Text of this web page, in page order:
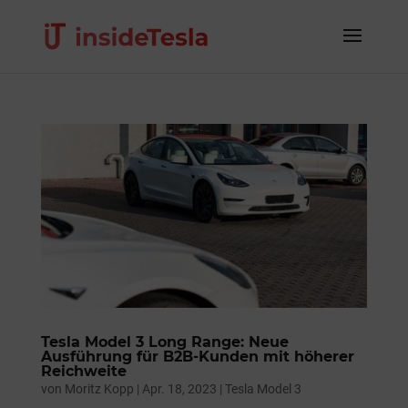
Tesla Model 3 Long Range: Neue
Ausführung für B2B-Kunden mit höherer
Reichweite
von Moritz Kopp | Apr. 18, 2023 | Tesla Model 3